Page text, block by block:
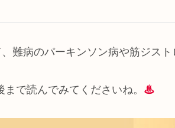
難病のパーキンソン病や筋ジス
で読んでみてくださいね。 ♨